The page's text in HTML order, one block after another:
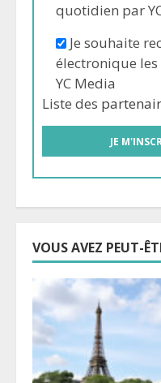
quotidien par
Je souhaite
électronique
YC Media
Liste des
VOUS AVEZ PEUT-